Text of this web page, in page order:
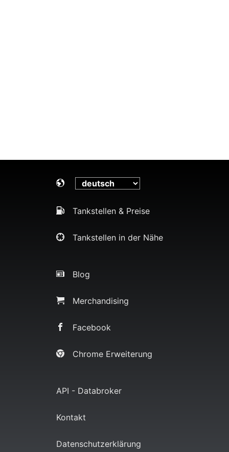
Tankstellen & Preise
Tankstellen in der Nähe
Blog
Merchandising
Facebook
Chrome Erweiterung
API - Databroker
Kontakt
Datenschutzerklärung